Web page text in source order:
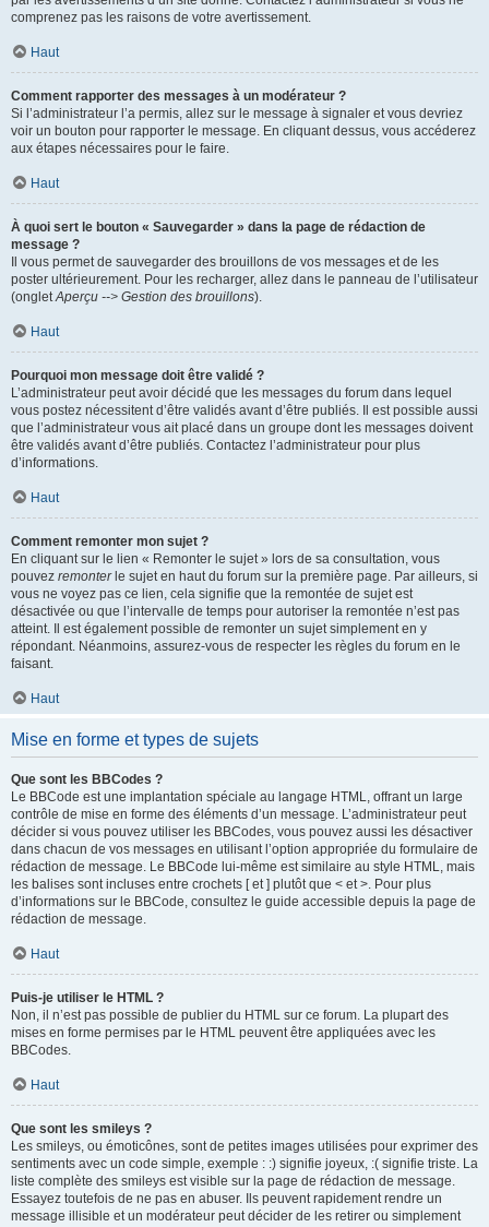
comprenez pas les raisons de votre avertissement.
Haut
Comment rapporter des messages à un modérateur ?
Si l’administrateur l’a permis, allez sur le message à signaler et vous devriez
voir un bouton pour rapporter le message. En cliquant dessus, vous accéderez
aux étapes nécessaires pour le faire.
Haut
À quoi sert le bouton « Sauvegarder » dans la page de rédaction de
message ?
Il vous permet de sauvegarder des brouillons de vos messages et de les
poster ultérieurement. Pour les recharger, allez dans le panneau de l’utilisateur
(ongletAperçu --> Gestion des brouillons).
Haut
Pourquoi mon message doit être validé ?
L’administrateur peut avoir décidé que les messages du forum dans lequel
vous postez nécessitent d’être validés avant d’être publiés. Il est possible aussi
que l’administrateur vous ait placé dans un groupe dont les messages doivent
être validés avant d’être publiés. Contactez l’administrateur pour plus
d’informations.
Haut
Comment remonter mon sujet ?
En cliquant sur le lien « Remonter le sujet » lors de sa consultation, vous
pouvez remonterle sujet en haut du forum sur la première page. Par ailleurs, si
vous ne voyez pas ce lien, cela signifie que la remontée de sujet est
désactivée ou que l’intervalle de temps pour autoriser la remontée n’est pas
atteint. Il est également possible de remonter un sujet simplement en y
répondant. Néanmoins, assurez-vous de respecter les règles du forum en le
faisant.
Haut
Mise en forme et types de sujets
Que sont les BBCodes ?
Le BBCode est une implantation spéciale au langage HTML, offrant un large
contrôle de mise en forme des éléments d’un message. L’administrateur peut
décider si vous pouvez utiliser les BBCodes, vous pouvez aussi les désactiver
dans chacun de vos messages en utilisant l’option appropriée du formulaire de
rédaction de message. Le BBCode lui-même est similaire au style HTML, mais
les balises sont incluses entre crochets [ et ] plutôt que < et >. Pour plus
d’informations sur le BBCode, consultez le guide accessible depuis la page de
rédaction de message.
Haut
Puis-je utiliser le HTML ?
Non, il n’est pas possible de publier du HTML sur ce forum. La plupart des
mises en forme permises par le HTML peuvent être appliquées avec les
BBCodes.
Haut
Que sont les smileys ?
Les smileys, ou émoticônes, sont de petites images utilisées pour exprimer des
sentiments avec un code simple, exemple : :) signifie joyeux, :( signifie triste. La
liste complète des smileys est visible sur la page de rédaction de message.
Essayez toutefois de ne pas en abuser. Ils peuvent rapidement rendre un
message illisible et un modérateur peut décider de les retirer ou simplement